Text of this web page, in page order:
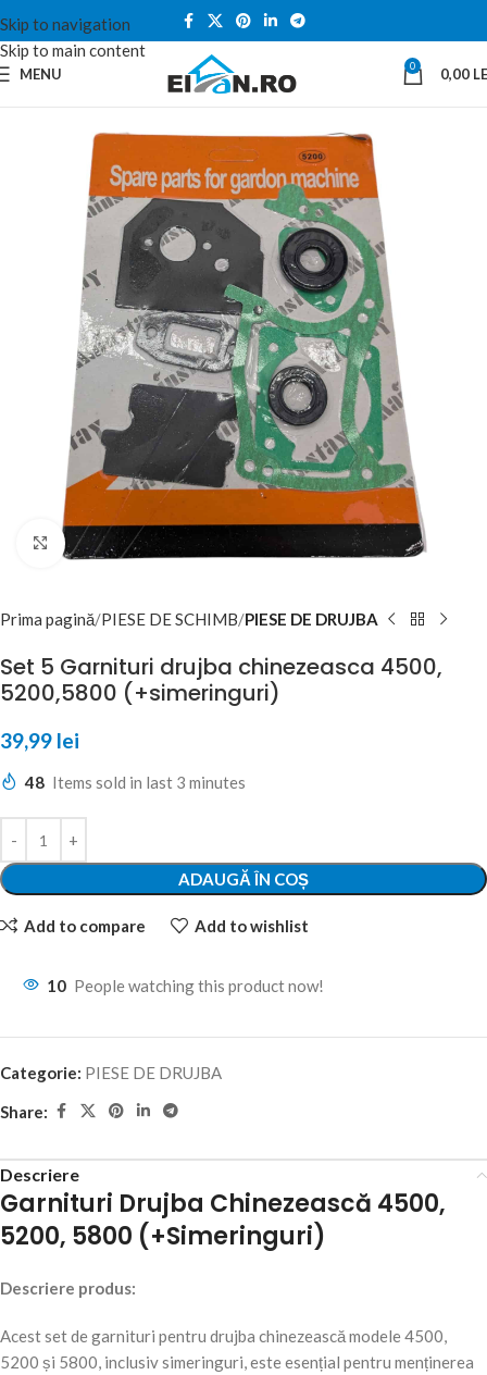
Skip to navigation
Skip to main content
MENU 0 0,00
Click to enlarge
Prima pagină PIESE DE SCHIMB PIESE DE DRUJBA
Set 5 Garnituri drujba chinezeasca 4500,
5200,5800 (+simeringuri)
39,99 lei
48 Items sold in last 3 minutes
ADAUGĂ ÎN COȘ
Add to compare Add to wishlist
10 People watching this product now!
Categorie: PIESE DE DRUJBA
Share:
Descriere
Garnituri Drujba Chinezească 4500,
5200, 5800 (+Simeringuri)
Descriere produs:
Acest set de garnituri pentru drujba chinezească modele 4500,
5200 și 5800, inclusiv simeringuri, este esențial pentru menținerea